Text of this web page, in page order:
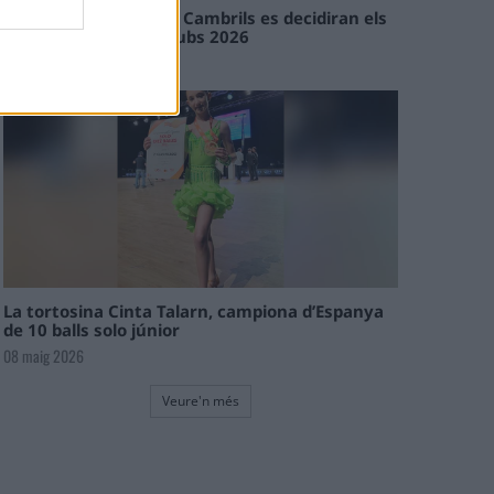
En les tirades de Flix i Cambrils es decidiran els
campions de l’Interclubs 2026
La tortosina Cinta Talarn, campiona d’Espanya
de 10 balls solo júnior
08 maig 2026
Veure'n més